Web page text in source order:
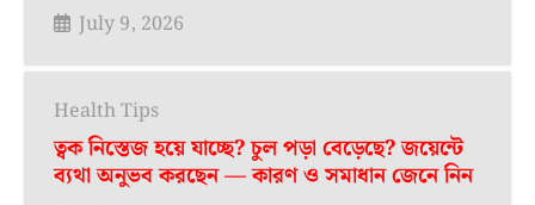
July 9, 2026
Health Tips
ত্বক নিস্তেজ হয়ে যাচ্ছে? চুল পড়া বেড়েছে? জয়েন্টে
ব্যথা অনুভব করছেন — কারণ ও সমাধান জেনে নিন